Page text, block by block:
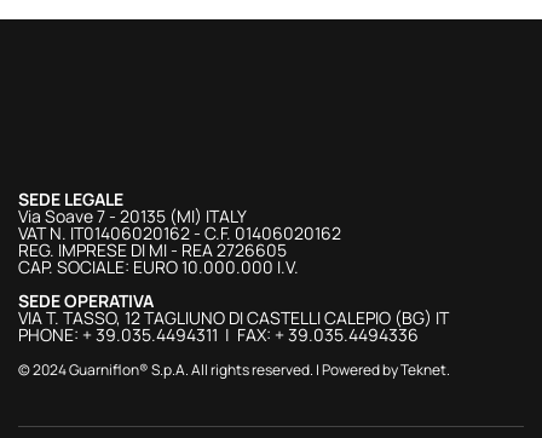
SEDE LEGALE
Via Soave 7 - 20135 (MI) ITALY
VAT N. IT01406020162 - C.F. 01406020162
REG. IMPRESE DI MI - REA 2726605
CAP. SOCIALE: EURO 10.000.000 I.V.
SEDE OPERATIVA
VIA T. TASSO, 12 TAGLIUNO DI CASTELLI CALEPIO (BG) IT
PHONE: + 39.035.4494311 | FAX: + 39.035.4494336
© 2024 Guarniflon® S.p.A. All rights reserved. | Powered byTeknet.